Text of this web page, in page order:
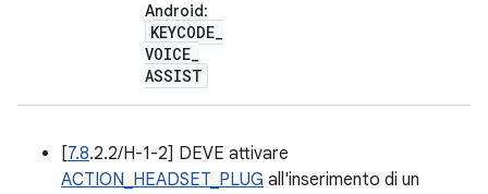
Android:
KEYCODE_
VOICE_
ASSIST
[7.8.2.2/H-1-2] DEVE attivare
ACTION_HEADSET_PLUG all'inserimento di un